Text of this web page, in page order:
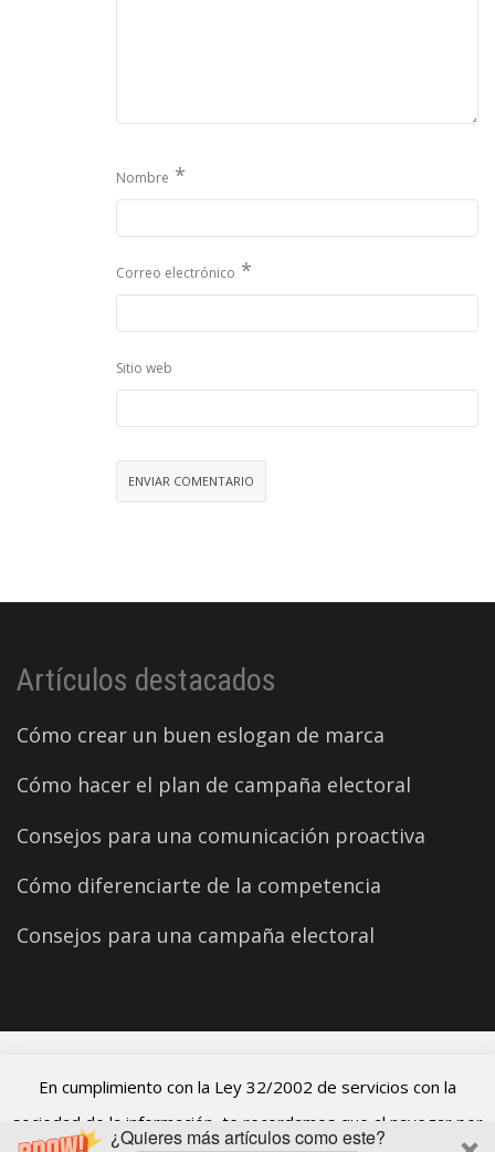
¿Quieres más artículos como este?
Nombre *
Correo electrónico *
Sitio web
Artículos destacados
Cómo crear un buen eslogan de marca
Cómo hacer el plan de campaña electoral
Consejos para una comunicación proactiva
Cómo diferenciarte de la competencia
Consejos para una campaña electoral
©2026 Carles Aparicio
En cumplimiento con la Ley 32/2002 de servicios con la
sociedad de la información, te recordamos que al navegar por